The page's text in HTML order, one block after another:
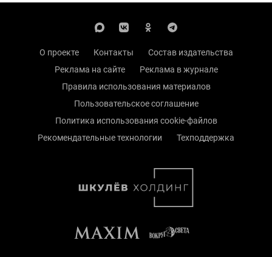
О проекте Контакты
Состав издательства
Реклама на сайте
Реклама в журнале
Правила использования материалов
Пользовательское соглашение
Политика использования cookie-файлов
Рекомендательные технологии
Техподдержка